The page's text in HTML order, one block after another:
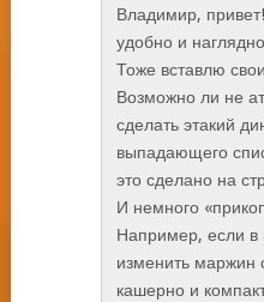
Владимир,
удобно и
Тоже вставлю
Возможно ли не
сделать этакий
выпадающего
это сделано на
И немного
Например, если в
изменить маржин
кашерно и